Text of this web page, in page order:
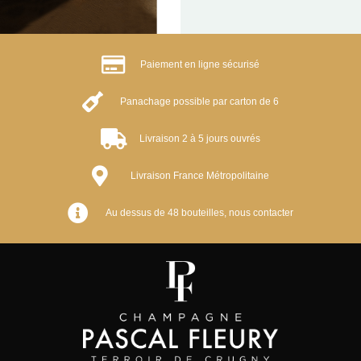
Paiement en ligne sécurisé
Panachage possible par carton de 6
Livraison 2 à 5 jours ouvrés
Livraison France Métropolitaine
Au dessus de 48 bouteilles, nous contacter